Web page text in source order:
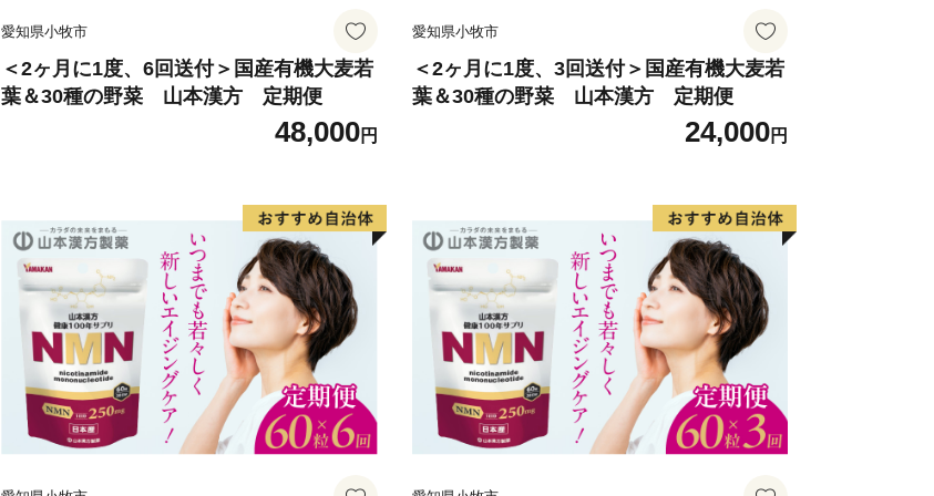
愛知県小牧市
＜2ヶ月に1度、6回送付＞国産有機大麦若
葉＆30種の野菜 山本漢方 定期便
48,000円
愛知県小牧市
＜2ヶ月に1度、3回送付＞国産有機大麦若
葉＆30種の野菜 山本漢方 定期便
24,000円